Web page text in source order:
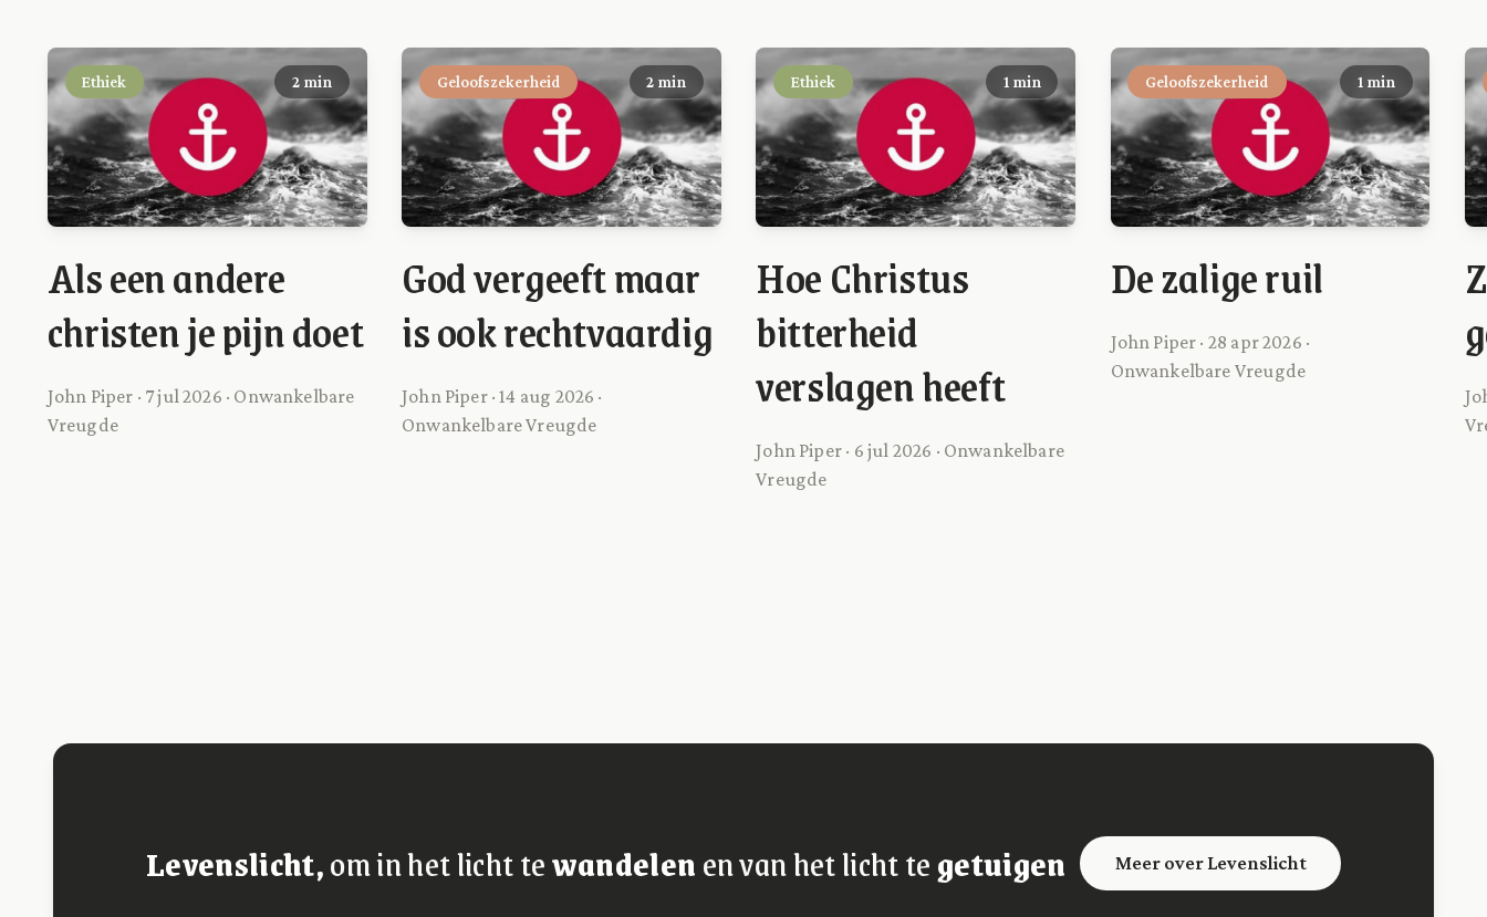
Ethiek 2 min
Als een andere
christen je pijn doet
John Piper · 7 jul 2026 · Onwankelbare
Vreugde
Geloofszekerheid 2 min
God vergeeft maar
is ook rechtvaardig
John Piper · 14 aug 2026 ·
Onwankelbare Vreugde
Ethiek 1 min
Hoe Christus
bitterheid
verslagen heeft
John Piper · 6 jul 2026 · Onwankelbare
Vreugde
Geloofszekerheid 1 min
De zalige ruil
John Piper · 28 apr 2026 ·
Onwankelbare Vreugde
Levenslicht,om in het licht tewandelenen van het licht tegetuigen Meer over Levenslicht